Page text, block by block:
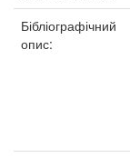
Бібліографічний
опис: